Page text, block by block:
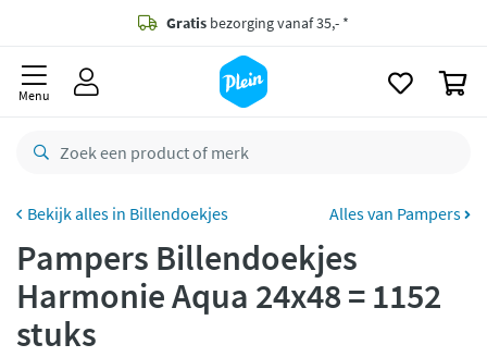
Gratis bezorging vanaf 35,- *
Bestelling uiterlijkmaandag
retourneren
CO2 neutraal
Betaal met Klarna
Menu
Billendoekjes Alles van Pampers
Pampers Billendoekjes
Harmonie Aqua 24x48 = 1152
stuks